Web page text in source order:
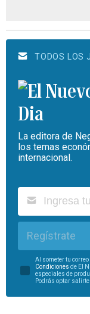
TODOS LOS
La editora de
los temas
internacional.
Regístrate
Al someter tu
Condiciones de El
especiales de
Podrás optar